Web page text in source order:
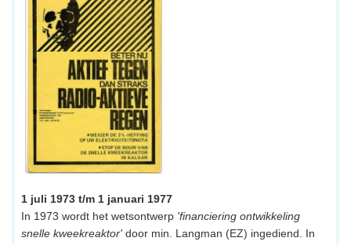
1 juli 1973 t/m 1 januari 1977
In 1973 wordt het wetsontwerp 'financiering ontwikkeling
snelle kweekreaktor' door min. Langman (EZ) ingediend. In